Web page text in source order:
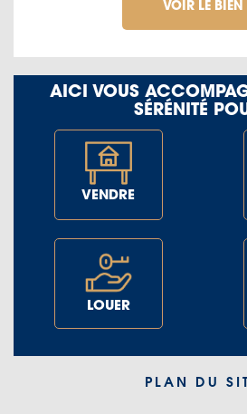
VOIR LE BIEN
AICI VOUS
SÉRÉNITÉ
VENDRE
LOUER
PLAN DU